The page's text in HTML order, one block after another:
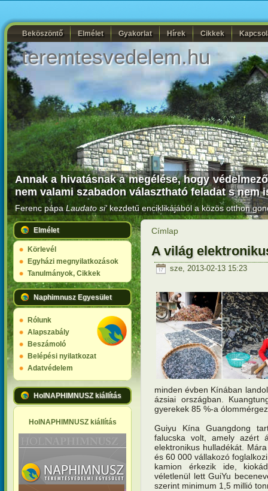
Beköszöntő Elmélet Gyakorlat Hírek Cikkek
teremtesvedelem.hu
Annak a hivatásnak a megélése, hogy
nem valami szabadon választható feladat s
Ferenc pápaLaudato si'kezdetű enciklikájából a közös otthon
Elmélet
Körlevél
Egyházi megnyilatkozások
Tanulmányok, Cikkek
Naphimnusz Egyesület
Rólunk
Alapszabály
Beszámoló
Belépési nyilatkozat
Adatvédelem
HolNAPHIMNUSZ kiállítás
HolNAPHIMNUSZ kiállítás
Címlap
A világ
sze, 2013-02-13 15:23
minden évben Kínában
ázsiai országban.
gyerekek 85 %-a
Guiyu Kína Guangdong
falucska volt, amely azért
elektronikus hulladékát.
és 60 000 vállakozó
kamion érkezik ide,
véletlenül lett GuiYu
szerint minimum 1,5 millió